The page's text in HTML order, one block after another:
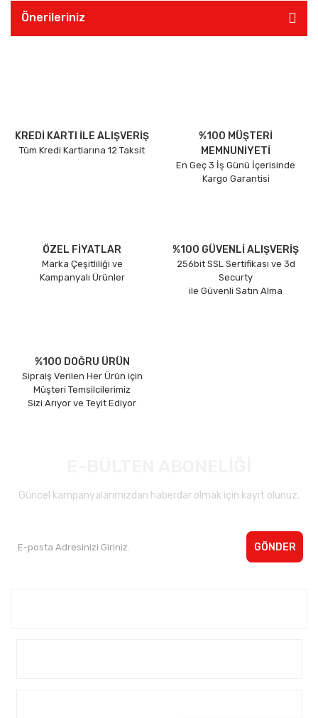
Önerileriniz
KREDİ KARTI İLE ALIŞVERİŞ
Tüm Kredi Kartlarına 12 Taksit
%100 MÜŞTERİ
MEMNUNİYETİ
En Geç 3 İş Günü İçerisinde
Kargo Garantisi
ÖZEL FİYATLAR
Marka Çeşitliliği ve
Kampanyalı Ürünler
%100 GÜVENLİ ALIŞVERİŞ
256bit SSL Sertifikası ve 3d
Securty
ile Güvenli Satın Alma
%100 DOĞRU ÜRÜN
Sipraiş Verilen Her Ürün için
Müşteri Temsilcilerimiz
Sizi Arıyor ve Teyit Ediyor
Güncel kampanyalarımızdan haberdar olmak için kayıt olunuz.
GÖNDER